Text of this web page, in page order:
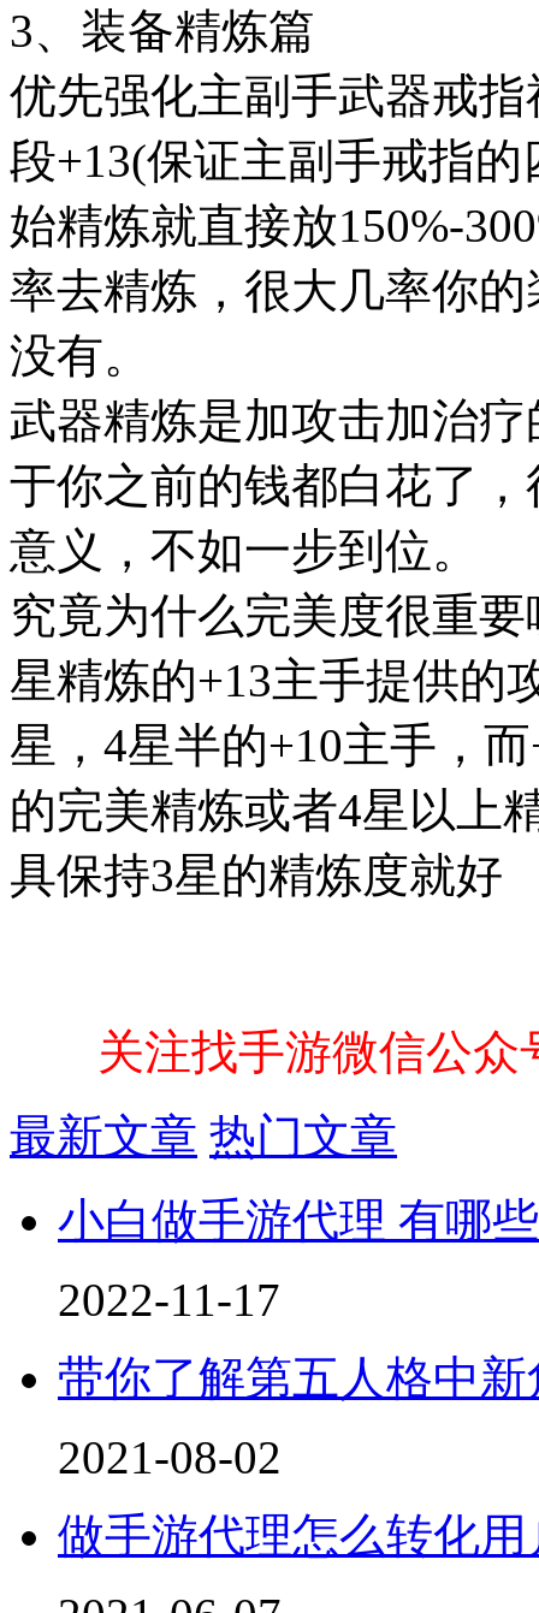
3、装备精炼篇
优先强化主副手武器戒
段+13(保证主副手戒指
始精炼就直接放150%-
率去精炼，很大几率你
没有。
武器精炼是加攻击加治
于你之前的钱都白花了
意义，不如一步到位。
究竟为什么完美度很重
星精炼的+13主手提供的
星，4星半的+10主手，
的完美精炼或者4星以上
具保持3星的精炼度就好
关注找手游微信公
最新文章 热门文章
小白做手游代理 有哪
2022-11-17
带你了解第五人格中新
2021-08-02
做手游代理怎么转化用